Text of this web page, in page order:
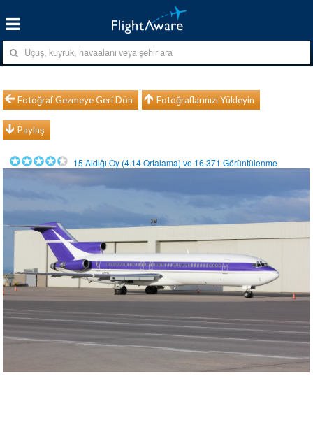
Fotoğraf Gezmeye Geri Dön Fotoğraflarınızı Yükleyin
Paylaş
15 Aldığı Oy (4.14Ortalama) ve 16.371 Görüntülenme